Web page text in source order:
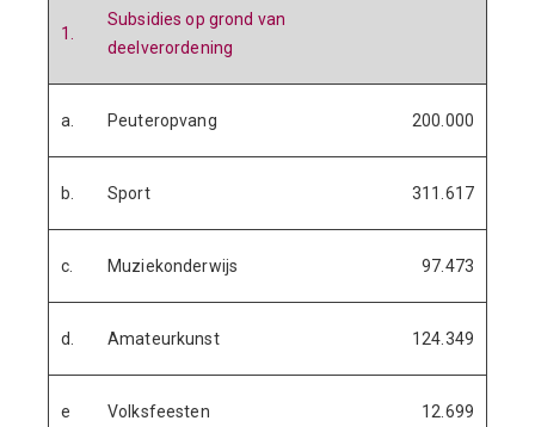
1.
Subsidies op grond van
deelverordening
a. Peuteropvang 200.000
b. Sport 311.617
c. Muziekonderwijs 97.473
d. Amateurkunst 124.349
e Volksfeesten 12.699